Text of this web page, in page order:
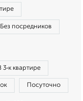
Без посредников
3‑к квартире
Посуточно